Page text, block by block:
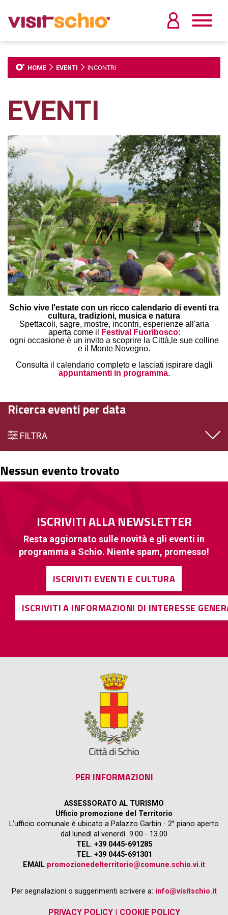
HOME EVENTI INCONTRI
EVENTI
Schio vive l'estate con un ricco calendario di eventi tra
cultura, tradizioni, musica e natura
Spettacoli, sagre, mostre, incontri, esperienze all'aria
aperta come il
Festival Fuoribosco:
ogni occasione è un invito a scoprire la Città,le sue colline
e il Monte Novegno.
Consulta il calendario completo e lasciati ispirare dagli
appuntamenti in programma.
Ricerca eventi per data
FILTRA
Nessun evento trovato
ISCRIVITI ALLA NEWSLETTER
Resta aggiornato sulle novità e gli eventi in
programma a Schio. Niente spam, promesso!
ISCRIVITI EVENTI E CULTURA
ISCRIVITI A INFORMAZIONI DI INTERESSE
PER INFORMAZIONI
ASSESSORATO AL TURISMO
Ufficio promozione del Territorio
L'ufficio comunale è ubicato a Palazzo Garbin - 2° piano aperto
dal lunedì al venerdì 9.00 - 13.00
TEL. +39 0445-691285
TEL. +39 0445-691301
EMAIL promozionedelterritorio@comune.schio.vi.it
Per segnalazioni o suggerimenti scrivere a: info@visitschio.it
PRIVACY POLICY| COOKIE POLICY